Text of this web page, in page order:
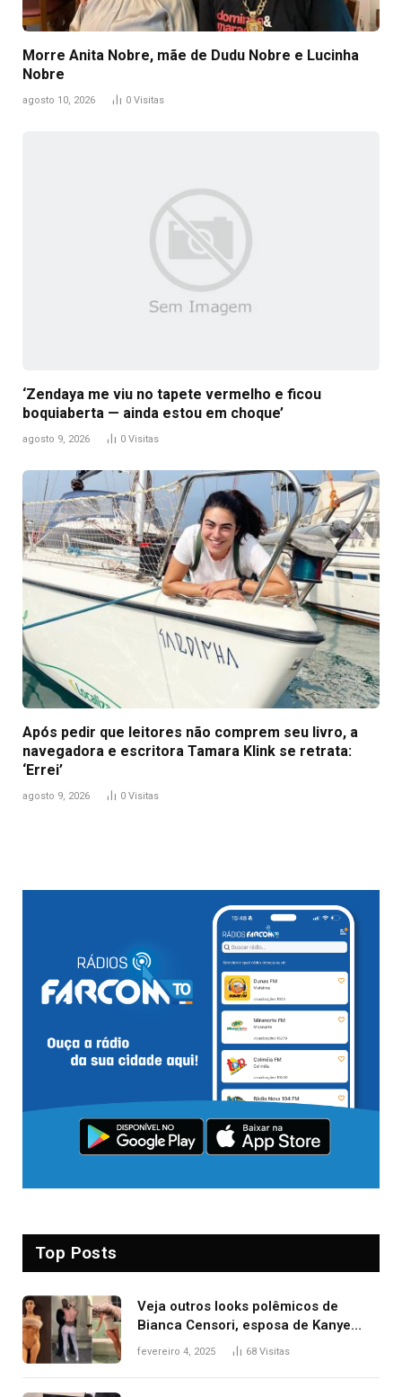
Morre Anita Nobre, mãe de Dudu Nobre e Lucinha
Nobre
agosto 10, 2026 0 Visitas
‘Zendaya me viu no tapete vermelho e ficou
boquiaberta — ainda estou em choque’
agosto 9, 2026 0 Visitas
Após pedir que leitores não comprem seu livro, a
navegadora e escritora Tamara Klink se retrata:
‘Errei’
agosto 9, 2026 0 Visitas
Top Posts
Veja outros looks polêmicos de
Bianca Censori, esposa de Kanye
West que apareceu nua no Grammy
fevereiro 4, 2025 68 Visitas